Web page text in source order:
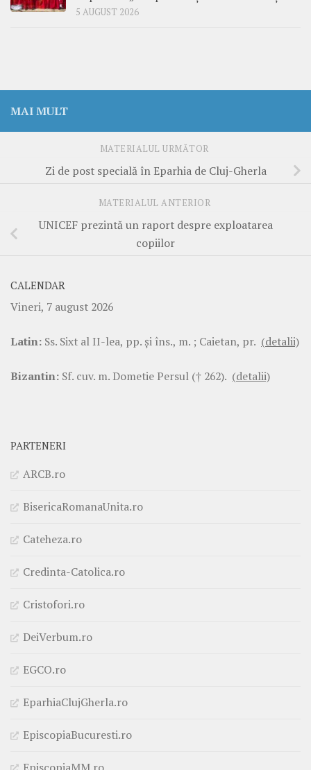
5 AUGUST 2026
MAI MULT
MATERIALUL URMĂTOR
Zi de post specială în Eparhia de Cluj-Gherla
MATERIALUL ANTERIOR
UNICEF prezintă un raport despre exploatarea
copiilor
CALENDAR
Vineri, 7 august 2026
Latin: Ss. Sixt al II-lea, pp. şi îns., m. ; Caietan, pr. (detalii)
Bizantin: Sf. cuv. m. Dometie Persul († 262). (detalii)
PARTENERI
ARCB.ro
BisericaRomanaUnita.ro
Cateheza.ro
Credinta-Catolica.ro
Cristofori.ro
DeiVerbum.ro
EGCO.ro
EparhiaClujGherla.ro
EpiscopiaBucuresti.ro